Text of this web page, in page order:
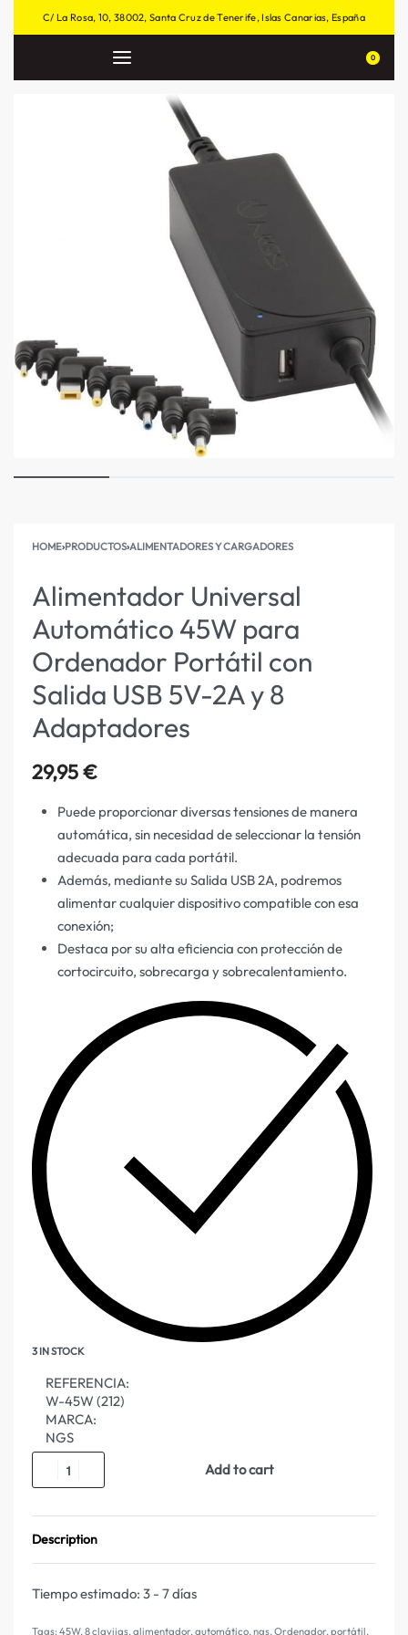
C/ La Rosa, 10, 38002, Santa Cruz de Tenerife, Islas Canarias, España
0
HOME›PRODUCTOS›ALIMENTADORES Y CARGADORES
Alimentador Universal
Automático 45W para
Ordenador Portátil con
Salida USB 5V-2A y 8
Adaptadores
29,95€
Puede proporcionar diversas tensiones de manera
automática, sin necesidad de seleccionar la tensión
adecuada para cada portátil.
Además, mediante su Salida USB 2A, podremos
alimentar cualquier dispositivo compatible con esa
conexión;
Destaca por su alta eficiencia con protección de
cortocircuito, sobrecarga y sobrecalentamiento.
3 IN STOCK
REFERENCIA:
W-45W (212)
MARCA:
NGS
Add to cart
Description
Tiempo estimado: 3 - 7 días
Tags: 45W,8 clavijas,alimentador,automático,ngs,Ordenador,portátil,